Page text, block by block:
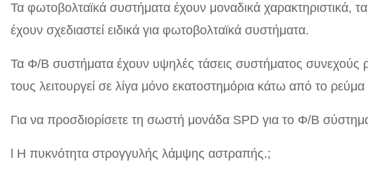
Τα φωτοβολταϊκά συστήματα έχουν μοναδικά χαρακτηριστικά,
έχουν σχεδιαστεί ειδικά για φωτοβολταϊκά συστήματα.
Τα Φ/Β συστήματα έχουν υψηλές τάσεις συστήματος συνεχούς
τους λειτουργεί σε λίγα μόνο εκατοστημόρια κάτω από το
Για να προσδιορίσετε τη σωστή μονάδα SPD για το Φ/Β
l Η πυκνότητα στρογγυλής λάμψης αστραπής.;